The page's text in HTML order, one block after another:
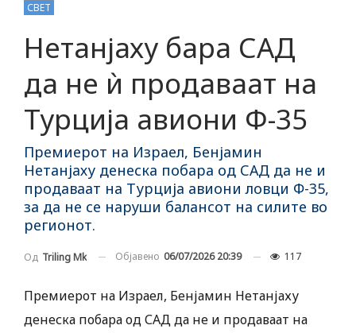
СВЕТ
Нетанјаху бара САД
да не ѝ продаваат на
Турција авиони Ф-35
Премиерот на Израел, Бенјамин
Нетанјаху денеска побара од САД да не и
продаваат на Турција авиони ловци Ф-35,
за да не се наруши балансот на силите во
регионот.
Од Triling Mk Објавено 06/07/2026 20:39 117
Премиерот на Израел, Бенјамин Нетанјаху
денеска побара од САД да не и продаваат на